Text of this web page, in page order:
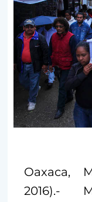
Oaxaca,
2016).-